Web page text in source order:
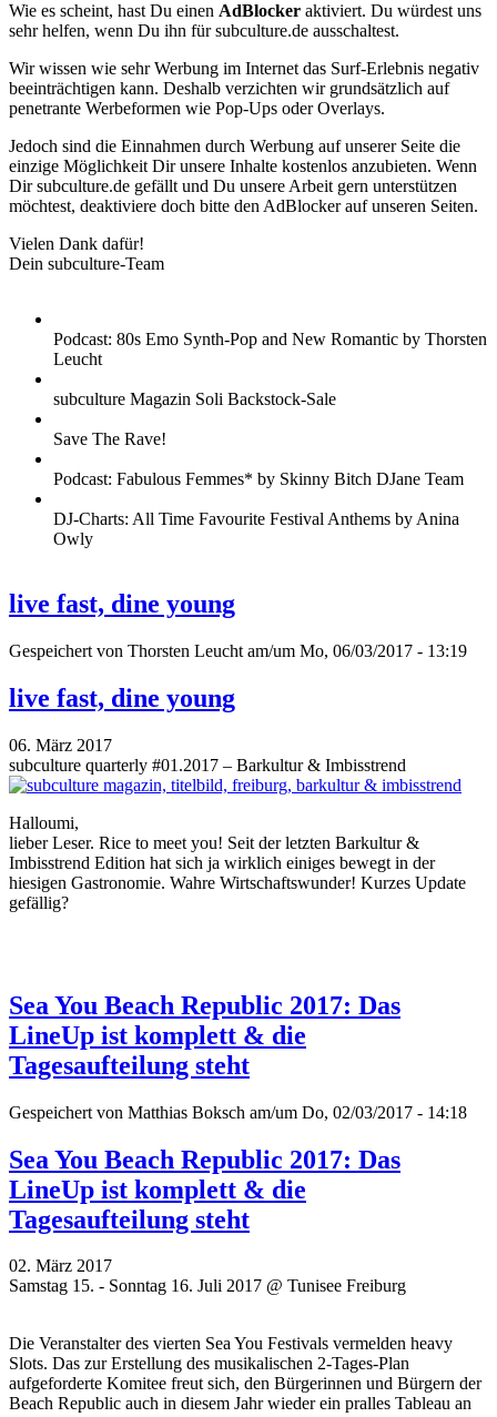
Wie es scheint, hast Du einen AdBlocker aktiviert. Du würdest uns
sehr helfen, wenn Du ihn für subculture.de ausschaltest.
Wir wissen wie sehr Werbung im Internet das Surf-Erlebnis negativ
beeinträchtigen kann. Deshalb verzichten wir grundsätzlich auf
penetrante Werbeformen wie Pop-Ups oder Overlays.
Jedoch sind die Einnahmen durch Werbung auf unserer Seite die
einzige Möglichkeit Dir unsere Inhalte kostenlos anzubieten. Wenn
Dir subculture.de gefällt und Du unsere Arbeit gern unterstützen
möchtest, deaktiviere doch bitte den AdBlocker auf unseren Seiten.
Vielen Dank dafür!
Dein subculture-Team
Podcast: 80s Emo Synth-Pop and New Romantic by Thorsten
Leucht
subculture Magazin Soli Backstock-Sale
Save The Rave!
Podcast: Fabulous Femmes* by Skinny Bitch DJane Team
DJ-Charts: All Time Favourite Festival Anthems by Anina
Owly
live fast, dine young
Gespeichert von Thorsten Leucht am/um Mo, 06/03/2017 - 13:19
live fast, dine young
06. März 2017
subculture quarterly #01.2017 – Barkultur & Imbisstrend
Halloumi,
lieber Leser. Rice to meet you! Seit der letzten Barkultur &
Imbisstrend Edition hat sich ja wirklich einiges bewegt in der
hiesigen Gastronomie. Wahre Wirtschaftswunder! Kurzes Update
gefällig?
Sea You Beach Republic 2017: Das
LineUp ist komplett & die
Tagesaufteilung steht
Gespeichert von Matthias Boksch am/um Do, 02/03/2017 - 14:18
Sea You Beach Republic 2017: Das
LineUp ist komplett & die
Tagesaufteilung steht
02. März 2017
Samstag 15. - Sonntag 16. Juli 2017 @ Tunisee Freiburg
Die Veranstalter des vierten Sea You Festivals vermelden heavy
Slots. Das zur Erstellung des musikalischen 2-Tages-Plan
aufgeforderte Komitee freut sich, den Bürgerinnen und Bürgern der
Beach Republic auch in diesem Jahr wieder ein pralles Tableau an